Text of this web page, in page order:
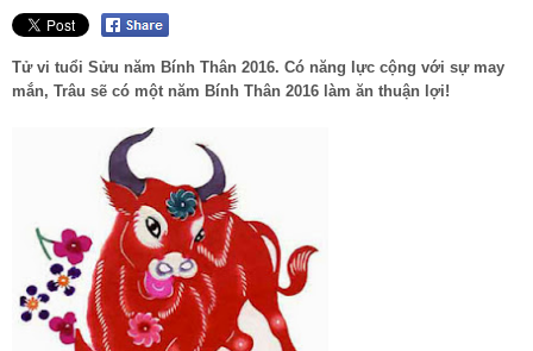
Tử vi tuổi Sửu năm Bính Thân 2016. Có năng lực cộng với sự may
mắn, Trâu sẽ có một năm Bính Thân 2016 làm ăn thuận lợi!